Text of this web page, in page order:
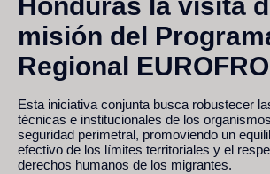
misión del
Regional
Esta iniciativa conjunta busca robustecer
técnicas e institucionales de los
seguridad perimetral, promoviendo un
efectivo de los límites territoriales y el
derechos humanos de los migrantes.